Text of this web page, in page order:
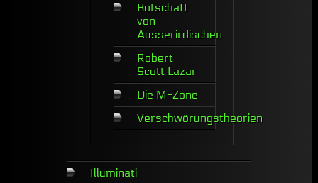
Botschaft
von
Ausserirdischen
Robert
Scott Lazar
Die M-Zone
Verschwörungstheorien
Illuminati